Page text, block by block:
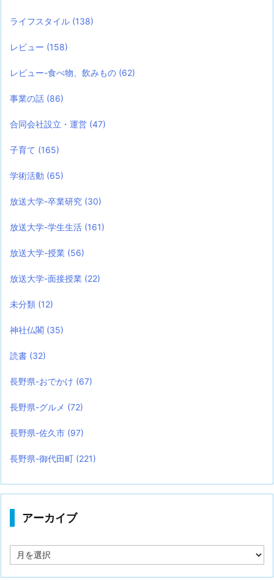
ライフスタイル (138)
レビュー (158)
レビュー-食べ物、飲みもの (62)
事業の話 (86)
合同会社設立・運営 (47)
子育て (165)
学術活動 (65)
放送大学-卒業研究 (30)
放送大学-学生生活 (161)
放送大学-授業 (56)
放送大学-面接授業 (22)
未分類 (12)
神社仏閣 (35)
読書 (32)
長野県-おでかけ (67)
長野県-グルメ (72)
長野県-佐久市 (97)
長野県-御代田町 (221)
アーカイブ
ー